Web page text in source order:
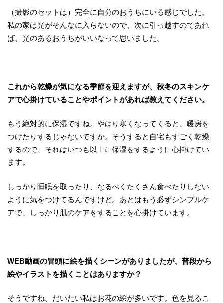
（撮影のセットは）完全に自分のおうちにいる感じでした。
私の家は光がそんなに入らないので、次に引っ越すのであれ
ば、光のあるおうちがいいなって思いました。
これから乾燥が気になる季節を迎えますが、秋冬のスキンケ
アで心掛けていることやポイントがあれば教えてください。
もう絶対的に保湿ですね。やはり寒くなってくると、暖房を
つけたりするじゃないですか。そうすると自宅もすごく乾燥
するので、それはいつも以上に保湿をするように心掛けてい
ます。
しっかり睡眠を取ったり、なるべくたくさん食べたりしない
ように気をつけてるんですけど。あとはもう必ずシンプルケ
アで、しっかり肌のケアをすることを心掛けています。
WEB動画の冒頭に絵を描くシーンがありましたが、普段から
絵やイラストを描くことはありますか？
そうですね。だいたい私はお花の絵が多いです。色を見るこ